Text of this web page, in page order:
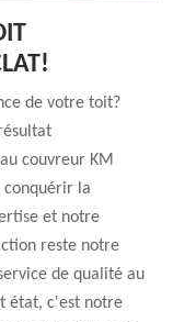
de votre toit?
couvreur KM
conquérir la
et notre
reste notre
de qualité au
état, c'est notre